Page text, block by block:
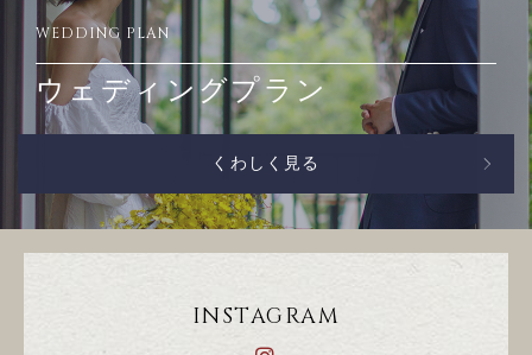
WEDDING PLAN
ウェディングプラン
くわしく見る
INSTAGRAM